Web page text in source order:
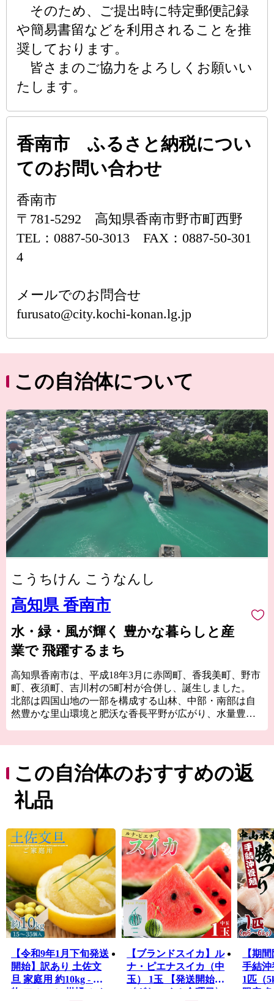
そのため、ご提出時に特定郵便記録
や簡易書留などを利用されることを推
奨しております。
皆さまのご協力をよろしくお願いい
たします。
香南市 ふるさと納税につい
てのお問い合わせ
香南市
〒781-5292 高知県香南市野市町西野
TEL：0887-50-3013 FAX：0887-50-301
4
メールでのお問合せ
furusato@city.kochi-konan.lg.jp
この自治体について
こうちけん こうなんし
高知県 香南市
水・緑・風が輝く 豊かな暮らしと産
業で 飛躍するまち
高知県香南市は、平成18年3月に赤岡町、香我美町、野市
町、夜須町、吉川村の5町村が合併し、誕生しました。
北部は四国山地の一部を構成する山林、中部・南部は自
然豊かな里山環境と肥沃な香長平野が広がり、水量豊か
ち“香南市”」をキャッチフレーズに、市民一人ひとりが
幸せを実感できる元気なまちづくりを目指しています。
この自治体のおすすめの返
礼品
【令和9年1月下旬発送
開始】訳あり 土佐文
旦 家庭用 約10kg - 果
物 フルーツ 柑橘 ぶん
【ブランドスイカ】ル
ナ・ピエナスイカ（中
玉） 1玉 【発送開始】
〈ざわつく！金曜日〉
【期
手結沖
1匹（
限定